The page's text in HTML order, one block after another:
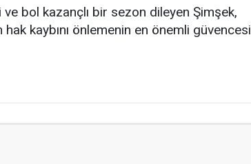
bol kazançlı bir sezon dileyen Şimşek,
kaybını önlemenin en önemli güvencesi